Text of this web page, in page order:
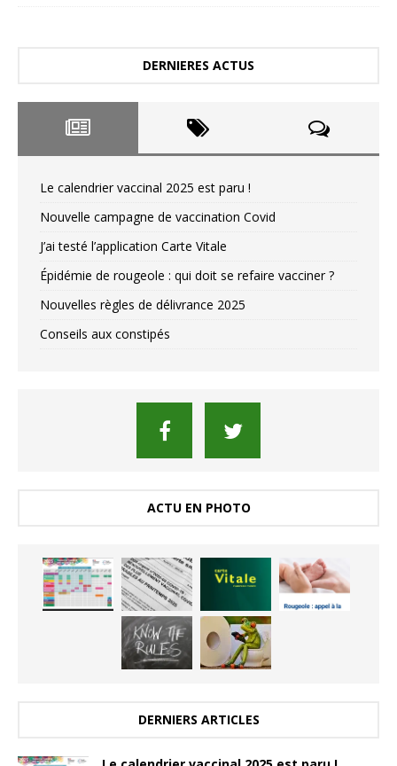
DERNIERES ACTUS
Le calendrier vaccinal 2025 est paru !
Nouvelle campagne de vaccination Covid
J’ai testé l’application Carte Vitale
Épidémie de rougeole : qui doit se refaire vacciner ?
Nouvelles règles de délivrance 2025
Conseils aux constipés
ACTU EN PHOTO
DERNIERS ARTICLES